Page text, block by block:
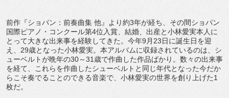
前作『ショパン：前奏曲集 他』より約3年が経ち、その間ショパン
国際ピアノ・コンクール第4位入賞、結婚、出産と小林愛実本人に
とって大きな出来事を経験してきた。今年9月23日に誕生日を迎
え、29歳となった小林愛実。本アルバムに収録されているのは、シ
ューベルトが晩年の30～31歳で作曲した作品ばかり。数々の出来事
を経て、これらを作曲したシューベルトと同じ年代となった今だか
らこそ奏でることのできる音楽で、小林愛実の世界を創り上げた1
枚だ。